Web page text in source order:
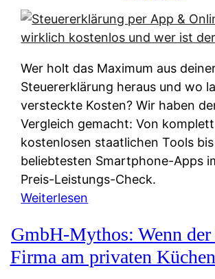
u
s
u
n
f
t
e
i
e
W
e
r
s
y
t
e
m
M
I
R
:
W
e
u
Wer holt das Maximum aus
Steuererklärung heraus und wo
versteckte Kosten? Wir haben
Vergleich gemacht: Von komplett
kostenlosen staatlichen Tools
beliebtesten Smartphone-Apps
Preis-Leistungs-Check.
Weiterlesen
t
e
u
GmbH-Mythos: Wenn der
Firma am privaten